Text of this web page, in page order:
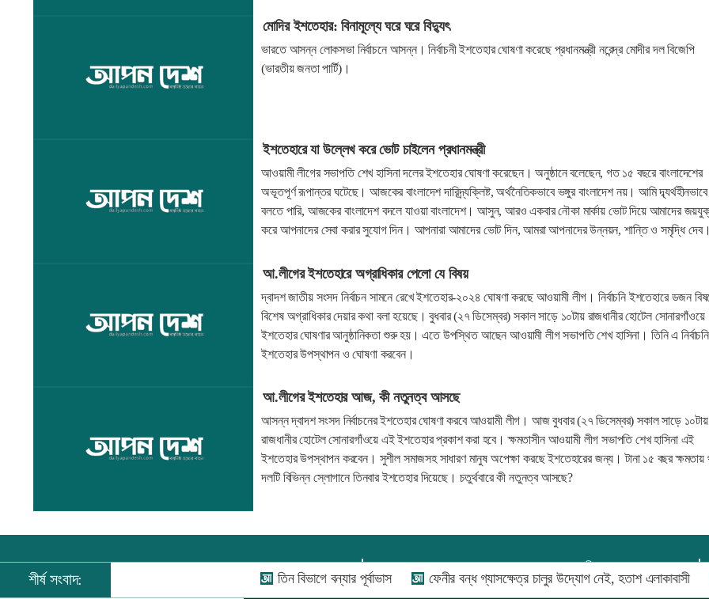
মোদির ইশতেহার: বিনামূল্যে ঘরে ঘরে বিদ্যুৎ
ভারতে আসন্ন লোকসভা নির্বাচনে আসন্ন। নির্বাচনী ইশতেহার ঘোষণা করেছে প্রধানমন্ত্রী নরেন্দ্র মোদীর দল বিজেপি
(ভারতীয় জনতা পার্টি)।
ইশতেহারে যা উল্লেখ করে ভোট চাইলেন প্রধানমন্ত্রী
আওয়ামী লীগের সভাপতি শেখ হাসিনা দলের ইশতেহার ঘোষণা করেছেন। অনুষ্ঠানে বলেছেন, গত ১৫ বছরে বাংলাদেশের
অভূতপূর্ণ রূপান্তর ঘটেছে। আজকের বাংলাদেশ দারিদ্র্যক্লিষ্ট, অর্থনৈতিকভাবে ভঙ্গুর বাংলাদেশ নয়। আমি দ্ব্যর্থহীনভাবে
বলতে পারি, আজকের বাংলাদেশ বদলে যাওয়া বাংলাদেশ। আসুন, আরও একবার নৌকা মার্কায় ভোট দিয়ে আমাদের
করে আপনাদের সেবা করার সুযোগ দিন। আপনারা আমাদের ভোট দিন, আমরা আপনাদের উন্নয়ন, শান্তি ও সমৃদ্ধি দেব।
আ.লীগের ইশতেহারে অগ্রাধিকার পেলো যে বিষয়
দ্বাদশ জাতীয় সংসদ নির্বাচন সামনে রেখে ইশতেহার-২০২৪ ঘোষণা করছে আওয়ামী লীগ। নির্বাচনি ইশতেহারে ডজন
বিশেষ অগ্রাধিকার দেয়ার কথা বলা হয়েছে। বুধবার (২৭ ডিসেম্বর) সকাল সাড়ে ১০টায় রাজধানীর হোটেল সোনারগাঁওয়ে
ইশতেহার ঘোষণার আনুষ্ঠানিকতা শুরু হয়। এতে উপস্থিত আছেন আওয়ামী লীগ সভাপতি শেখ হাসিনা। তিনি এ নির্বাচনি
ইশতেহার উপস্থাপন ও ঘোষণা করবেন।
আ.লীগের ইশতেহার আজ, কী নতুনত্ব আসছে
আসন্ন দ্বাদশ সংসদ নির্বাচনের ইশতেহার ঘোষণা করবে আওয়ামী লীগ। আজ বুধবার (২৭ ডিসেম্বর) সকাল সাড়ে ১০টায়
রাজধানীর হোটেল সোনারগাঁওয়ে এই ইশতেহার প্রকাশ করা হবে। ক্ষমতাসীন আওয়ামী লীগ সভাপতি শেখ হাসিনা এই
ইশতেহার উপস্থাপন করবেন। সুশীল সমাজসহ সাধারণ মানুষ অপেক্ষা করছে ইশতেহারের জন্য। টানা ১৫ বছর ক্ষমতায়
দলটি বিভিন্ন স্লোগানে তিনবার ইশতেহার দিয়েছে। চতুর্থবারে কী নতুনত্ব আসছে?
প্রধান সম্পাদক:আফজাল বারী
প্রোমিতা আফরিন কর্তৃক সম্পাদিত ও প্রকাশিত
শীর্ষ সংবাদ: তিন বিভাগে বন্যার পূর্বাভাস ফেনীর বন্ধ গ্যাসক্ষেত্র চালুর উদ্যোগ নেই, হতাশ এলাকাবাসী